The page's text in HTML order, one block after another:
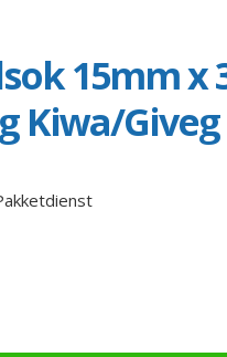
15mm x
Kiwa/Giveg